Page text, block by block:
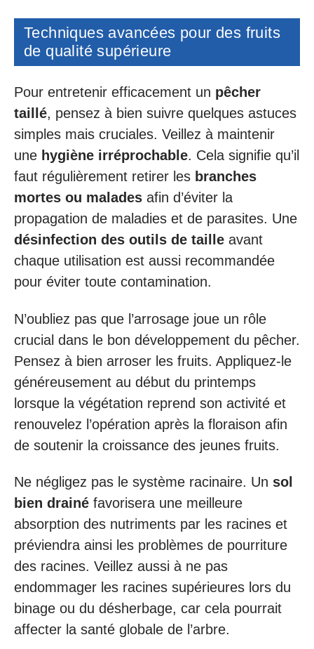
Techniques avancées pour des fruits
de qualité supérieure
Pour entretenir efficacement un pêcher
taillé, pensez à bien suivre quelques astuces
simples mais cruciales. Veillez à maintenir
une hygiène irréprochable. Cela signifie qu’il
faut régulièrement retirer les branches
mortes ou malades afin d’éviter la
propagation de maladies et de parasites. Une
désinfection des outils de taille avant
chaque utilisation est aussi recommandée
pour éviter toute contamination.
N’oubliez pas que l’arrosage joue un rôle
crucial dans le bon développement du pêcher.
Pensez à bien arroser les fruits. Appliquez-le
généreusement au début du printemps
lorsque la végétation reprend son activité et
renouvelez l’opération après la floraison afin
de soutenir la croissance des jeunes fruits.
Ne négligez pas le système racinaire. Un sol
bien drainé favorisera une meilleure
absorption des nutriments par les racines et
préviendra ainsi les problèmes de pourriture
des racines. Veillez aussi à ne pas
endommager les racines supérieures lors du
binage ou du désherbage, car cela pourrait
affecter la santé globale de l’arbre.